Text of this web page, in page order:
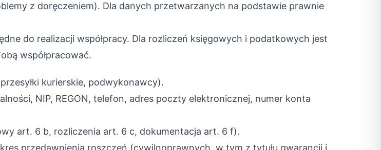
z doręczeniem). Dla danych przetwarzanych na podstawie prawnie
do realizacji współpracy. Dla rozliczeń księgowych i podatkowych jest
współpracować.
kurierskie, podwykonawcy).
NIP, REGON, telefon, adres poczty elektronicznej, numer konta
art. 6 b, rozliczenia art. 6 c, dokumentacja art. 6 f).
przedawnienia roszczeń (cywilnoprawnych, w tym z tytułu gwarancji i